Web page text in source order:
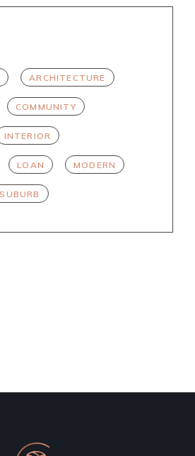
ARCHITECTURE
COMMUNITY
INTERIOR
LOAN MODERN
SUBURB